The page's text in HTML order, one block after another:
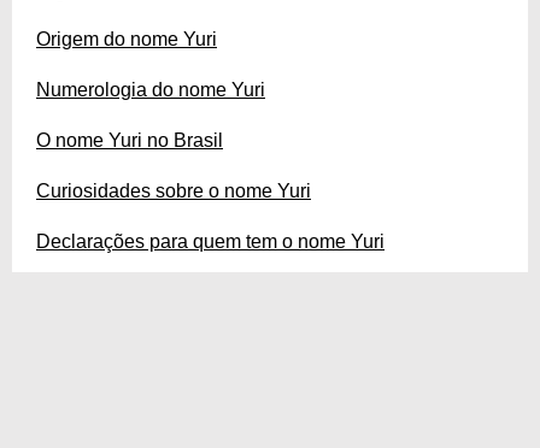
Origem do nome Yuri
Numerologia do nome Yuri
O nome Yuri no Brasil
Curiosidades sobre o nome Yuri
Declarações para quem tem o nome Yuri